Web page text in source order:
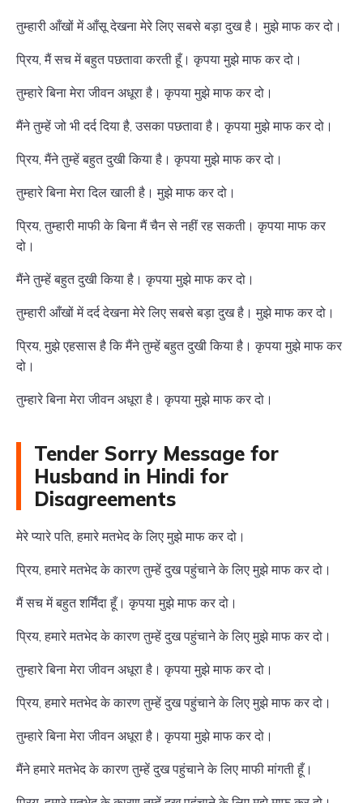
तुम्हारी आँखों में आँसू देखना मेरे लिए सबसे बड़ा दुख है। मुझे माफ कर दो।
प्रिय, मैं सच में बहुत पछतावा करती हूँ। कृपया मुझे माफ कर दो।
तुम्हारे बिना मेरा जीवन अधूरा है। कृपया मुझे माफ कर दो।
मैंने तुम्हें जो भी दर्द दिया है, उसका पछतावा है। कृपया मुझे माफ कर दो।
प्रिय, मैंने तुम्हें बहुत दुखी किया है। कृपया मुझे माफ कर दो।
तुम्हारे बिना मेरा दिल खाली है। मुझे माफ कर दो।
प्रिय, तुम्हारी माफी के बिना मैं चैन से नहीं रह सकती। कृपया माफ कर
दो।
मैंने तुम्हें बहुत दुखी किया है। कृपया मुझे माफ कर दो।
तुम्हारी आँखों में दर्द देखना मेरे लिए सबसे बड़ा दुख है। मुझे माफ कर दो।
प्रिय, मुझे एहसास है कि मैंने तुम्हें बहुत दुखी किया है। कृपया मुझे माफ कर
दो।
तुम्हारे बिना मेरा जीवन अधूरा है। कृपया मुझे माफ कर दो।
Tender Sorry Message for
Husband in Hindi for
Disagreements
मेरे प्यारे पति, हमारे मतभेद के लिए मुझे माफ कर दो।
प्रिय, हमारे मतभेद के कारण तुम्हें दुख पहुंचाने के लिए मुझे माफ कर दो।
मैं सच में बहुत शर्मिंदा हूँ। कृपया मुझे माफ कर दो।
प्रिय, हमारे मतभेद के कारण तुम्हें दुख पहुंचाने के लिए मुझे माफ कर दो।
तुम्हारे बिना मेरा जीवन अधूरा है। कृपया मुझे माफ कर दो।
प्रिय, हमारे मतभेद के कारण तुम्हें दुख पहुंचाने के लिए मुझे माफ कर दो।
तुम्हारे बिना मेरा जीवन अधूरा है। कृपया मुझे माफ कर दो।
मैंने हमारे मतभेद के कारण तुम्हें दुख पहुंचाने के लिए माफी मांगती हूँ।